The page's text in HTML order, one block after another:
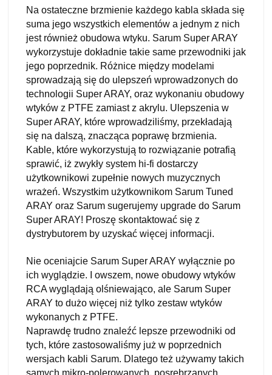
Na ostateczne brzmienie każdego kabla składa się
suma jego wszystkich elementów a jednym z nich
jest również obudowa wtyku. Sarum Super ARAY
wykorzystuje dokładnie takie same przewodniki jak
jego poprzednik. Różnice między modelami
sprowadzają się do ulepszeń wprowadzonych do
technologii Super ARAY, oraz wykonaniu obudowy
wtyków z PTFE zamiast z akrylu. Ulepszenia w
Super ARAY, które wprowadziliśmy, przekładają
się na dalszą, znacząca poprawę brzmienia.
Kable, które wykorzystują to rozwiązanie potrafią
sprawić, iż zwykły system hi-fi dostarczy
użytkownikowi zupełnie nowych muzycznych
wrażeń. Wszystkim użytkownikom Sarum Tuned
ARAY oraz Sarum sugerujemy upgrade do Sarum
Super ARAY! Proszę skontaktować się z
dystrybutorem by uzyskać więcej informacji.
Nie oceniajcie Sarum Super ARAY wyłącznie po
ich wyglądzie. I owszem, nowe obudowy wtyków
RCA wyglądają olśniewająco, ale Sarum Super
ARAY to dużo więcej niż tylko zestaw wtyków
wykonanych z PTFE.
Naprawdę trudno znaleźć lepsze przewodniki od
tych, które zastosowaliśmy już w poprzednich
wersjach kabli Sarum. Dlatego też używamy takich
samych mikro-polerowanych, posrebrzanych